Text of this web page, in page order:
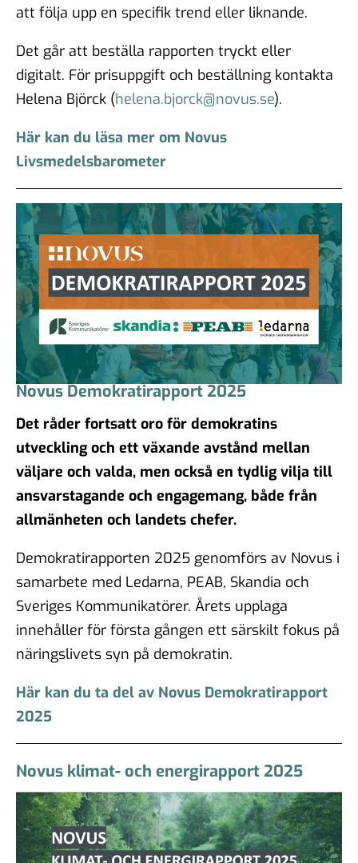
att följa upp en specifik trend eller liknande.
Det går att beställa rapporten tryckt eller
digitalt. För prisuppgift och beställning kontakta
Helena Björck (helena.bjorck@novus.se).
Här kan du läsa mer om Novus
Livsmedelsbarometer
Novus Demokratirapport 2025
Det råder fortsatt oro för demokratins
utveckling och ett växande avstånd mellan
väljare och valda, men också en tydlig vilja till
ansvarstagande och engagemang, både från
allmänheten och landets chefer.
Demokratirapporten 2025 genomförs av Novus i
samarbete med Ledarna, PEAB, Skandia och
Sveriges Kommunikatörer. Årets upplaga
innehåller för första gången ett särskilt fokus på
näringslivets syn på demokratin.
Här kan du ta del av Novus Demokratirapport
2025
Novus klimat- och energirapport 2025